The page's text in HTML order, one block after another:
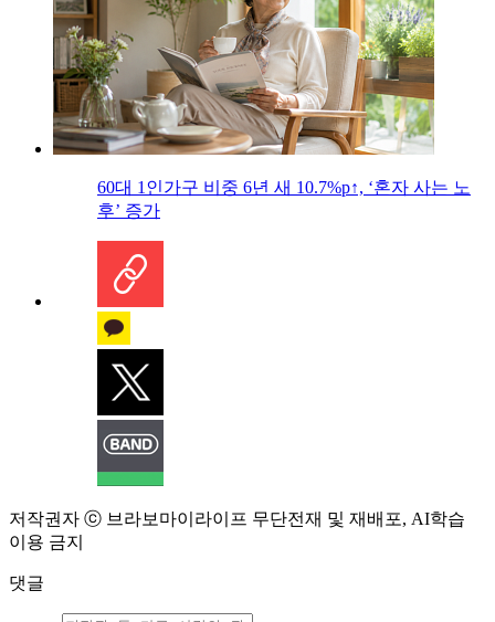
60대 1인가구 비중 6년 새 10.7%p↑, ‘혼자 사는 노
후’ 증가
저작권자 ⓒ 브라보마이라이프 무단전재 및 재배포, AI학습
이용 금지
댓글